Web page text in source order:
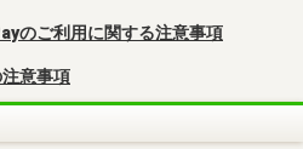
のご利用に関する注意事項
意事項